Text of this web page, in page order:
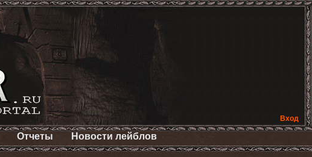
Вход
Отчеты Новости лейблов